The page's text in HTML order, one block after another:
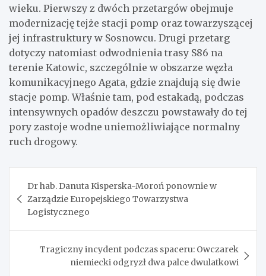
wieku. Pierwszy z dwóch przetargów obejmuje
modernizację tejże stacji pomp oraz towarzyszącej
jej infrastruktury w Sosnowcu. Drugi przetarg
dotyczy natomiast odwodnienia trasy S86 na
terenie Katowic, szczególnie w obszarze węzła
komunikacyjnego Agata, gdzie znajdują się dwie
stacje pomp. Właśnie tam, pod estakadą, podczas
intensywnych opadów deszczu powstawały do tej
pory zastoje wodne uniemożliwiające normalny
ruch drogowy.
wpisu
Dr hab. Danuta Kisperska-Moroń ponownie w
Zarządzie Europejskiego Towarzystwa
Logistycznego
Tragiczny incydent podczas spaceru: Owczarek
niemiecki odgryzł dwa palce dwulatkowi